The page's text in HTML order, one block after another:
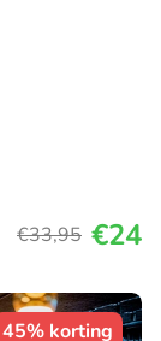
€33,95 €24
45% korting